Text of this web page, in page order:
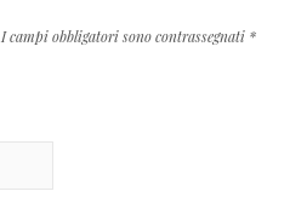
I campi obbligatori sono contrassegnati *